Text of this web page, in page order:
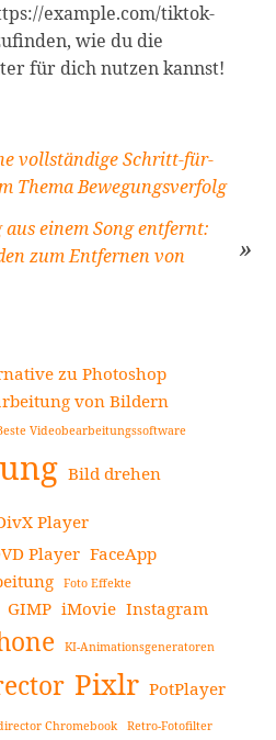
example.com/tiktok-
wie du die
für dich nutzen kannst!
vollständige Schritt-für-
Thema Bewegungsverfolg
einem Song entfernt:
zum Entfernen von
zu Photoshop
von Bildern
Videobearbeitungssoftware
Bild drehen
Player
Player FaceApp
Foto Effekte
GIMP iMovie Instagram
KI-Animationsgeneratoren
Pixlr PotPlayer
Chromebook Retro-Fotofilter